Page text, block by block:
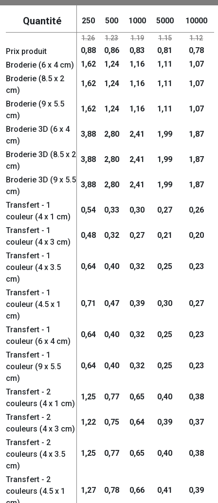
Quantité 250 500 1000 5000 10000
1.26 1.23 1.19 1.15 1.12
Prix produit 0,88 0,86 0,83 0,81
0,78
Broderie (6 x 4 cm)
1,62 1,24 1,16 1,11
1,07
Broderie (8.5 x 2
cm)
1,62 1,24 1,16 1,11 1,07
Broderie (9 x 5.5
cm)
1,62 1,24 1,16 1,11 1,07
Broderie 3D (6 x 4
cm)
3,88 2,80 2,41 1,99 1,87
Broderie 3D (8.5 x 2
cm)
3,88 2,80 2,41 1,99 1,87
Broderie 3D (9 x 5.5
cm)
3,88 2,80 2,41 1,99 1,87
Transfert - 1
couleur (4 x 1 cm)
0,54 0,33 0,30 0,27 0,26
Transfert - 1
couleur (4 x 3 cm)
0,48 0,32 0,27 0,21 0,20
Transfert - 1
couleur (4 x 3.5
cm)
0,64 0,40 0,32 0,25 0,23
Transfert - 1
couleur (4.5 x 1
cm)
0,71 0,47 0,39 0,30 0,27
Transfert - 1
couleur (6 x 4 cm)
0,64 0,40 0,32 0,25 0,23
Transfert - 1
couleur (9 x 5.5
cm)
0,64 0,40 0,32 0,25 0,23
Transfert - 2
couleurs (4 x 1 cm)
1,25 0,77 0,65 0,40 0,38
Transfert - 2
couleurs (4 x 3 cm)
1,22 0,75 0,64 0,39 0,37
Transfert - 2
couleurs (4 x 3.5
cm)
1,25 0,77 0,65 0,40 0,38
Transfert - 2
couleurs (4.5 x 1
1,27 0,78 0,66 0,41 0,39